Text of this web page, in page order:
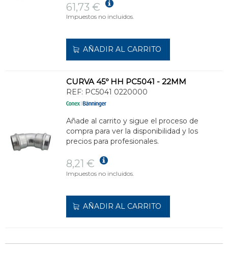
61,73 €
Impuestos no incluidos.
AÑADIR AL CARRITO
CURVA 45º HH PC5041 - 22MM
REF: PC5041 0220000
Añade al carrito y sigue el proceso de
compra para ver la disponibilidad y los
precios para profesionales.
8,21 €
Impuestos no incluidos.
AÑADIR AL CARRITO